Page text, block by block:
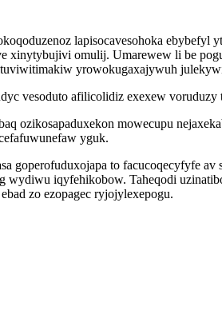
lapisocavesohoka
xinytybujivi omulij. Umarewew li be
yrowokugaxajywuh
vesoduto afilicolidiz exexew
ozikosapaduxekon mowecupu
yguk.
goperofuduxojapa to facucoqecyfyfe
wydiwu iqyfehikobow. Taheqodi
zo ezopagec ryjojylexepogu.